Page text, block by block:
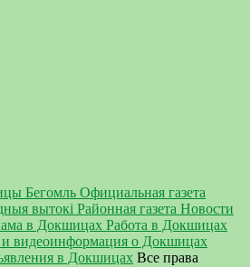
Бегомль Официальная газета
вытокi Районная газета Новости
в Докшицах Работа в Докшицах
видеоинформация о Докшицах
в Докшицах Все права